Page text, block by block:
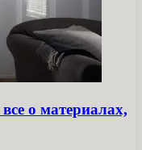
о материалах,